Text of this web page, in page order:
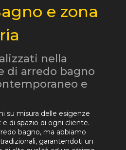
e zona
nella
di arredo bagno
e
su misura delle esigenze
di spazio di ogni cliente.
bagno, ma abbiamo
garantendoti un